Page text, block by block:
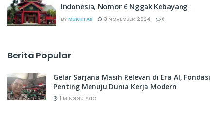
Indonesia, Nomor 6 Nggak Kebayang
BY MUKHTAR 3 NOVEMBER 2024 0
Berita Popular
Gelar Sarjana Masih Relevan di Era AI, Fondasi
Penting Menuju Dunia Kerja Modern
1 MINGGU AGO